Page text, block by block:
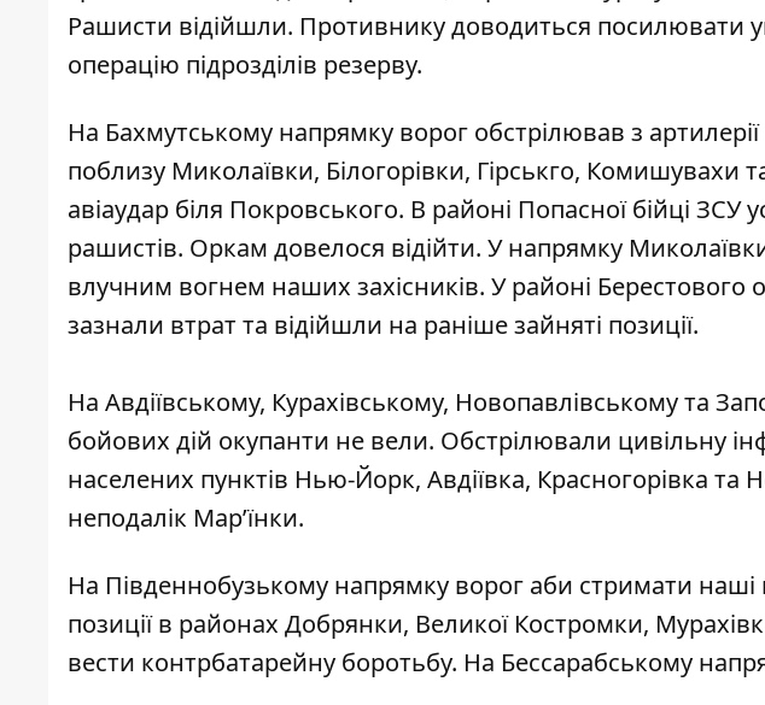
Рашисти відійшли. Противнику доводиться посилювати
операцію підрозділів резерву.
На Бахмутському напрямку ворог обстрілював з
поблизу Миколаївки, Білогорівки, Гірськго, Комишувахи
авіаудар біля Покровського. В районі Попасної бійці ЗСУ
рашистів. Оркам довелося відійти. У напрямку
влучним вогнем наших захісників. У районі
зазнали втрат та відійшли на раніше зайняті позиції.
На Авдіївському, Курахівському, Новопавлівському та
бойових дій окупанти не вели. Обстрілювали цивільну
населених пунктів Нью-Йорк, Авдіївка, Красногорівка та
неподалік Мар’їнки.
На Південнобузькому напрямку ворог аби стримати наші
позиції в районах Добрянки, Великої Костромки,
вести контрбатарейну боротьбу. На Бессарабському